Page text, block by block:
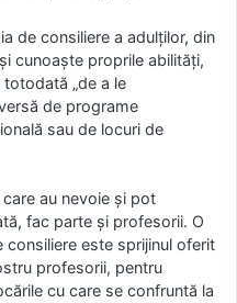
de consiliere a adulților, din
cunoaște proprile abilități,
„de a le
de programe
sau de locuri de
au nevoie și pot
fac parte și profesorii. O
este sprijinul oferit
profesorii, pentru
cu care se confruntă la